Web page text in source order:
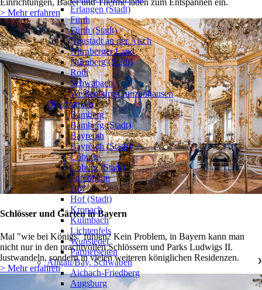
> Mehr erfahren
Schlösser und Gärten in Bayern
Mal "wie bei Königs" fühlen? Kein Problem, in Bayern kann man
nicht nur in den prachtvollen Schlössern und Parks Ludwigs II.
lustwandeln, sondern in vielen weiteren königlichen Residenzen.
> Mehr erfahren
Erlangen (Stadt)
Fürth
Fürth (Stadt)
Neustadt an der Aisch
Nürnberger Land
Nürnberg (Stadt)
Roth
Schwabach
Weißenburg-Gunzenhausen
Oberfranken
❯
Bamberg
Bamberg (Stadt)
Bayreuth
Bayreuth (Stadt)
Coburg
Coburg (Stadt)
Forchheim
Hof
Hof (Stadt)
Kronach
Kulmbach
Lichtenfels
Wunsiedel
Partnerseiten
Allgäu/Bay. Schwaben
❯
Aichach-Friedberg
Augsburg